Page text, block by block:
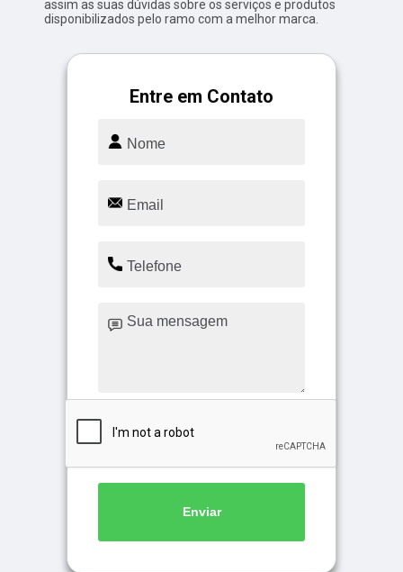
assim as suas dúvidas sobre os serviços e produtos
disponibilizados pelo ramo com a melhor marca.
Entre em Contato
Enviar